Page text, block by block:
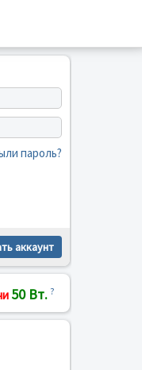
пароль?
аккаунт
50 Вт. ?